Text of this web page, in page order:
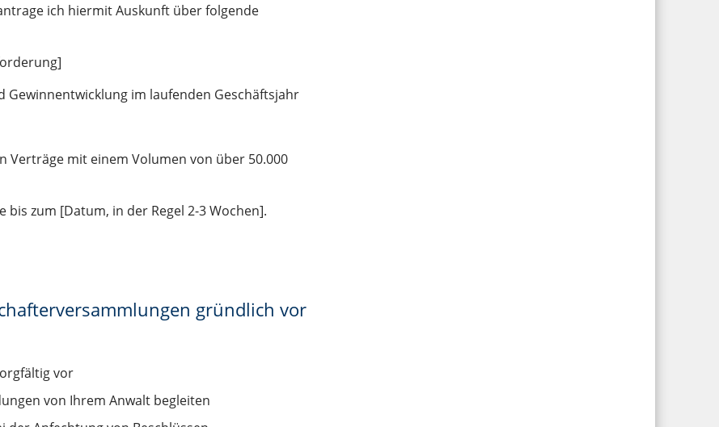
ich hiermit Auskunft über folgende
Gewinnentwicklung im laufenden Geschäftsjahr
Verträge mit einem Volumen von über 50.000
zum [Datum, in der Regel 2-3 Wochen].
gründlich vor
vor
von Ihrem Anwalt begleiten